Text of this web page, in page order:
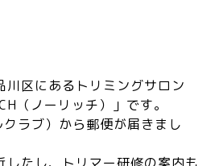
川区にあるトリミングサロン
（ノーリッチ）」です。
ラブ）から郵便が届きまし